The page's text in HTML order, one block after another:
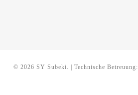
© 2026 SY Subeki. | Technische Betreuung: